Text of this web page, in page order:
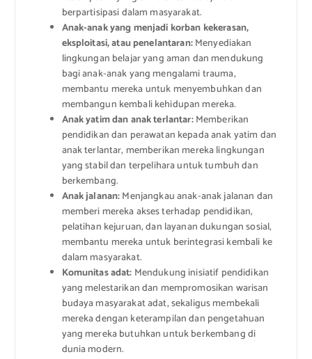
berpartisipasi dalam masyarakat.
Anak-anak yang menjadi korban kekerasan,
eksploitasi, atau penelantaran:Menyediakan
lingkungan belajar yang aman dan mendukung
bagi anak-anak yang mengalami trauma,
membantu mereka untuk menyembuhkan dan
membangun kembali kehidupan mereka.
Anak yatim dan anak terlantar:Memberikan
pendidikan dan perawatan kepada anak yatim dan
anak terlantar, memberikan mereka lingkungan
yang stabil dan terpelihara untuk tumbuh dan
berkembang.
Anak jalanan:Menjangkau anak-anak jalanan dan
memberi mereka akses terhadap pendidikan,
pelatihan kejuruan, dan layanan dukungan sosial,
membantu mereka untuk berintegrasi kembali ke
dalam masyarakat.
Komunitas adat: Mendukung inisiatif pendidikan
yang melestarikan dan mempromosikan warisan
budaya masyarakat adat, sekaligus membekali
mereka dengan keterampilan dan pengetahuan
yang mereka butuhkan untuk berkembang di
dunia modern.